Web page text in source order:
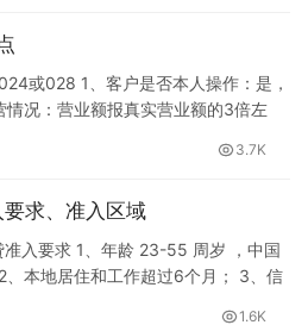
或028 1、客户是否本人操作：是，
情况：营业额报真实营业额的3倍左
否有收费：没有。 5、资金用途：用
户的身份证号码后四…
3.7K
求、准入区域
入要求 1、年龄 23-55 周岁 ，中国
、本地居住和工作超过6个月； 3、信
1.6K